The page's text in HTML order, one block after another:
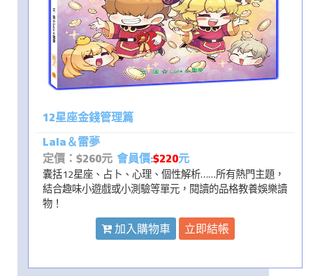
12星座金錢管理篇
Lala＆雷夢
定價：$260元 會員價:$220元
囊括12星座、占卜、心理、個性解析……所有熱門主題，
結合趣味小遊戲或小測驗等單元，閱讀的品格教養娛樂讀
物！
加入購物車 立即結帳